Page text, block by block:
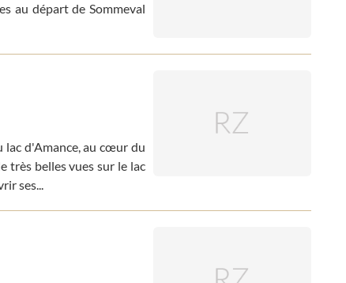
au départ de Sommeval
d'Amance, au cœur du
très belles vues sur le lac
ses...